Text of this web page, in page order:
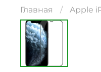
Главная Apple